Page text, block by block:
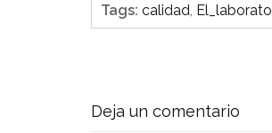
Tags: calidad,
Deja un comentario